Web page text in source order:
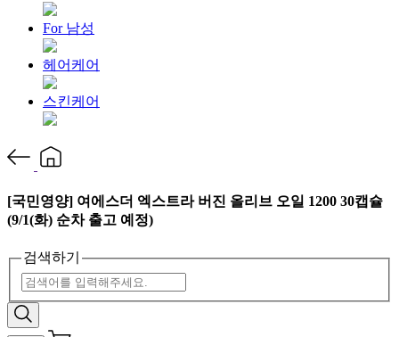
For 남성
헤어케어
스킨케어
[국민영양] 여에스더 엑스트라 버진 올리브 오일 1200 30캡슐
(9/1(화) 순차 출고 예정)
검색하기